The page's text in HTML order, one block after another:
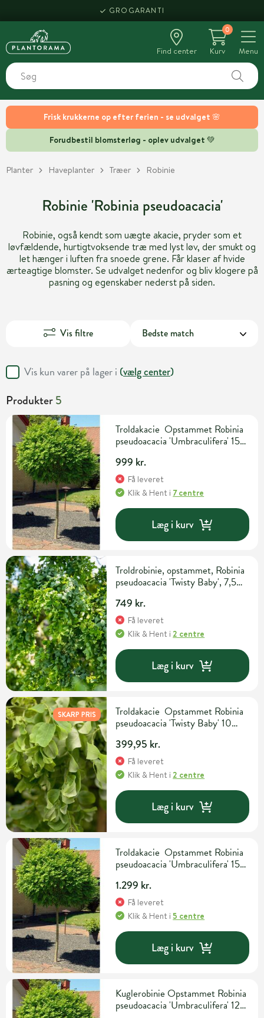
Frisk krukkerne op efter ferien - se udvalget 🌸
Forudbestil blomsterløg - oplev udvalget 💚
GROGARANTI
Find center
0
Kurv
Menu
Planter Haveplanter Træer Robinie
Robinie 'Robinia pseudoacacia'
Robinie, også kendt som uægte akacie, pryder som et
løvfældende, hurtigtvoksende træ med lyst løv, der smukt og
let hænger i luften fra snoede grene. Får klaser af hvide
ærteagtige blomster. Se udvalget nedenfor og bliv klogere på
pasning og egenskaber nederst på siden.
Vis filtre
Vis kun varer på lager i (vælg center)
Produkter5
Troldakacie Opstammet Robinia
pseudoacacia 'Umbraculifera' 15
999 kr.
Få leveret
Klik & Hent i 7 centre
Læg i kurv
Troldrobinie, opstammet, Robinia
pseudoacacia 'Twisty Baby', 7,5
749 kr.
Få leveret
Klik & Hent i2 centre
Læg i kurv
SKARP PRIS
Troldakacie Opstammet Robinia
pseudoacacia 'Twisty Baby' 10
399,95 kr.
Få leveret
Klik & Hent i2 centre
Læg i kurv
Troldakacie Opstammet Robinia
pseudoacacia 'Umbraculifera' 15
1.299 kr.
Få leveret
Klik & Hent i5 centre
Læg i kurv
Kuglerobinie Opstammet Robinia
pseudoacacia 'Umbraculifera' 12